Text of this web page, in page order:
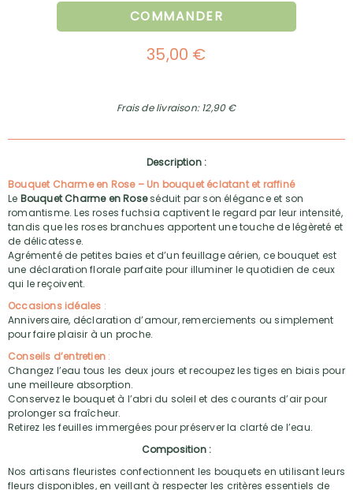
COMMANDER
35,00 €
Frais de livraison: 12,90 €
Description :
Bouquet Charme en Rose – Un bouquet éclatant et raffiné
Le Bouquet Charme en Roseséduit par son élégance et son
romantisme. Les roses fuchsia captivent le regard par leur intensité,
tandis que les roses branchues apportent une touche de légèreté et
de délicatesse.
Agrémenté de petites baies et d’un feuillage aérien, ce bouquet est
une déclaration florale parfaite pour illuminer le quotidien de ceux
qui le reçoivent.
Occasions idéales :
Anniversaire, déclaration d’amour, remerciements ou simplement
pour faire plaisir à un proche.
Conseils d’entretien :
Changez l’eau tous les deux jours et recoupez les tiges en biais pour
une meilleure absorption.
Conservez le bouquet à l’abri du soleil et des courants d’air pour
prolonger sa fraîcheur.
Retirez les feuilles immergées pour préserver la clarté de l’eau.
Composition :
Nos artisans fleuristes confectionnent les bouquets en utilisant leurs
fleurs disponibles, en veillant à respecter les critères essentiels de